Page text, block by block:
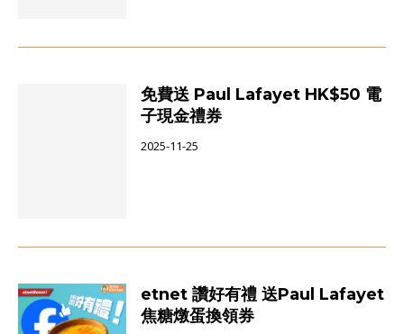
免費送 Paul Lafayet HK$50 電
子現金禮券
2025-11-25
etnet 讚好有禮 送Paul Lafayet
焦糖燉蛋換領券